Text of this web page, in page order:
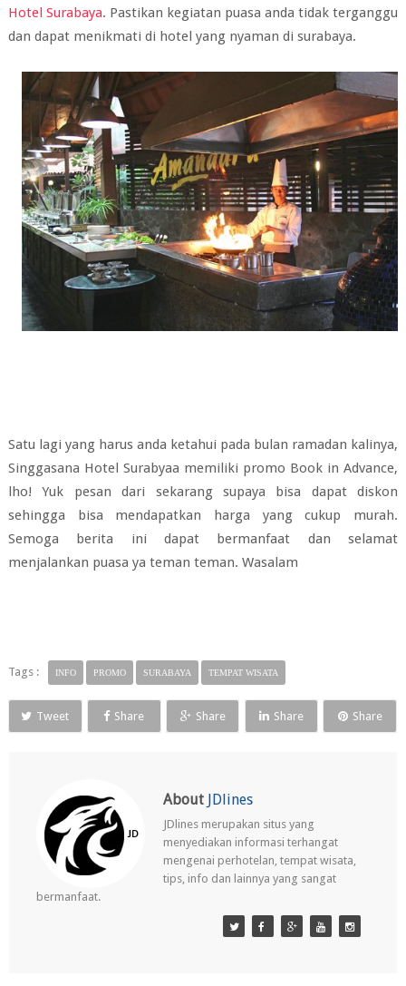
Hotel Surabaya. Pastikan kegiatan puasa anda tidak terganggu
dan dapat menikmati di hotel yang nyaman di surabaya.
Satu lagi yang harus anda ketahui pada bulan ramadan kalinya,
Singgasana Hotel Surabyaa memiliki promo Book in Advance,
lho! Yuk pesan dari sekarang supaya bisa dapat diskon
sehingga bisa mendapatkan harga yang cukup murah.
Semoga berita ini dapat bermanfaat dan selamat
menjalankan puasa ya teman teman. Wasalam
Tags : INFO PROMO SURABAYA TEMPAT WISATA
Tweet Share Share Share Share
About JDlines
JDlines merupakan situs yang
menyediakan informasi terhangat
mengenai perhotelan, tempat wisata,
tips, info dan lainnya yang sangat
bermanfaat.